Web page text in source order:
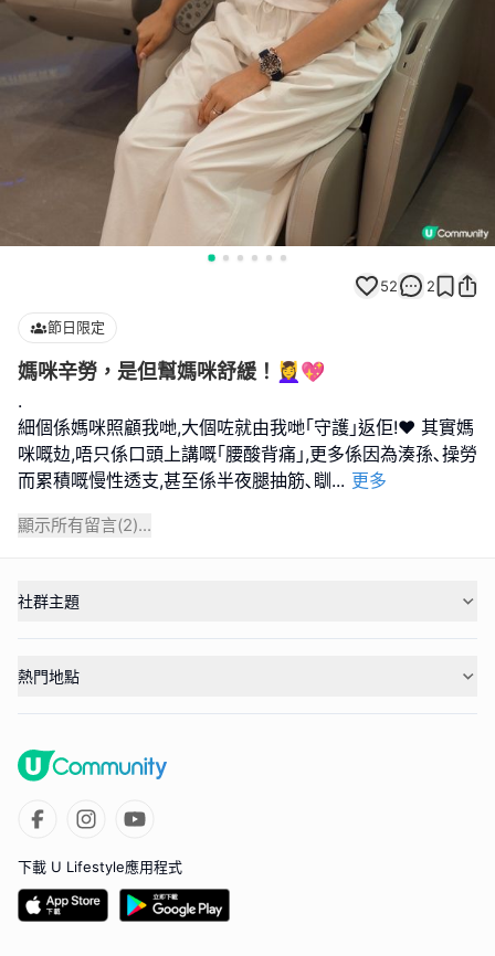
52 2
節日限定
媽咪辛勞，是但幫媽咪舒緩！💆‍♀️💖
.
細個係媽咪照顧我哋,大個咗就由我哋｢守護｣返佢!❤️ 其實媽
咪嘅攰,唔只係口頭上講嘅｢腰酸背痛｣,更多係因為湊孫､操勞
而累積嘅慢性透支,甚至係半夜腿抽筋､瞓... 更多
顯示所有留言(2)...
社群主題
熱門地點
下載 U Lifestyle應用程式